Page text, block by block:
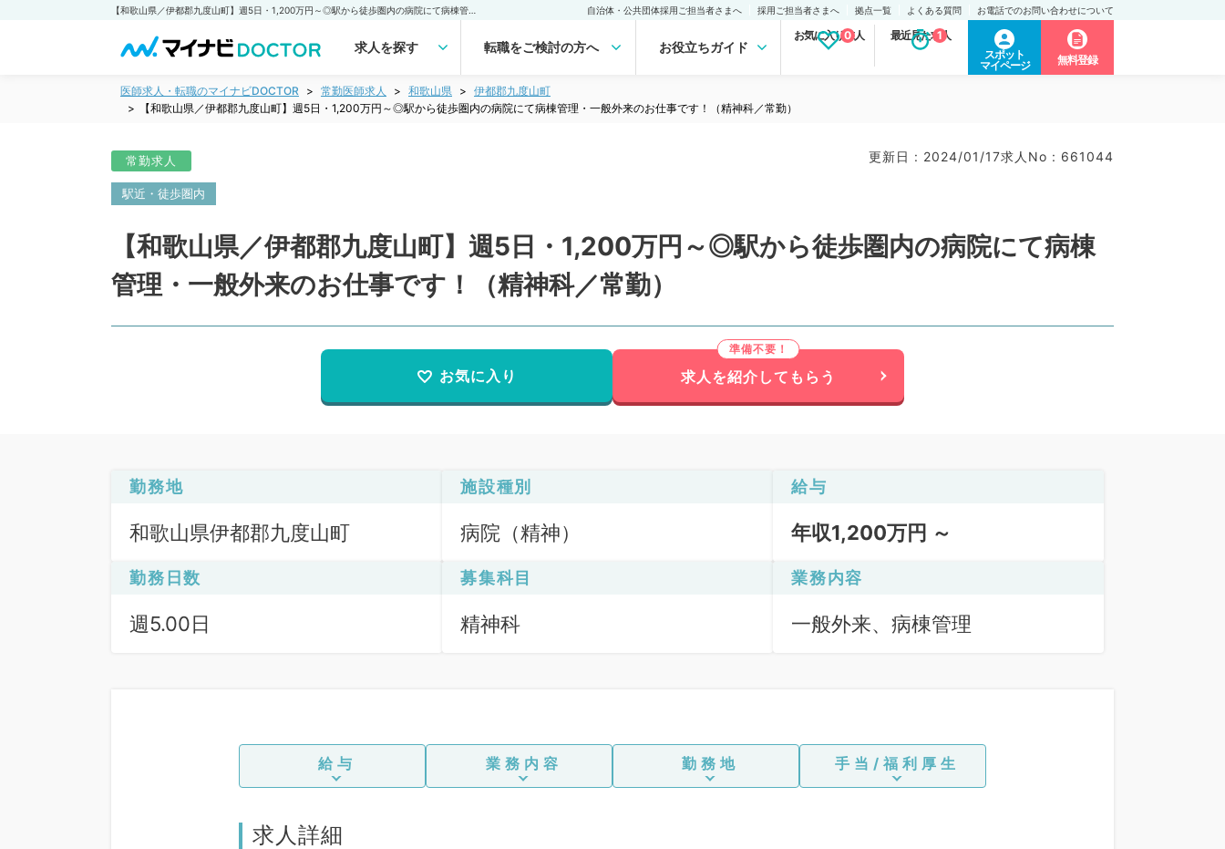
自治体・公共団体採用ご担当者さまへ 採用ご担当者さまへ 拠点一覧 よくある質問 お電話でのお問い合わせについて
求人を探す 転職をご検討の方へ お役立ちガイド
お気に入り求人
0 最近見た求人
1
スポット
マイページ
無料登録
医師求人・転職のマイナビDOCTOR 常勤医師求人 和歌山県
伊都郡九度山町
【和歌山県／伊都郡九度山町】週5日・1,200万円～◎駅から徒歩圏内の病院にて病棟管理・一般外来のお仕事です！（精神科／常勤）
常勤求人 更新日 : 2024/01/17求人No : 661044
駅近・徒歩圏内
【和歌山県／伊都郡九度山町】週5日・1,200万円～◎駅から徒歩圏内の病院にて病棟
管理・一般外来のお仕事です！（精神科／常勤）
お気に入り 求人を紹介してもらう
勤務地
和歌山県伊都郡九度山町
施設種別
病院（精神）
給与
年収1,200万円 ～
勤務日数
週5.00日
募集科目
精神科
業務内容
一般外来、病棟管理
給与 業務内容 勤務地 手当/福利厚生
求人詳細